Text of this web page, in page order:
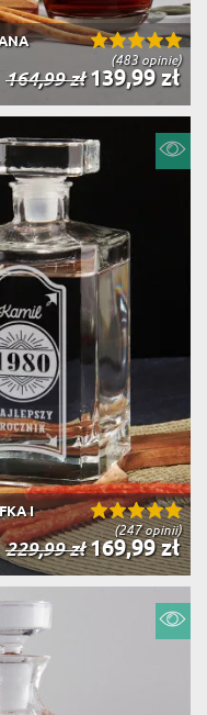
(483 opinie)
164,99 zł139,99 zł
(247 opinii)
I
229,99 zł169,99 zł